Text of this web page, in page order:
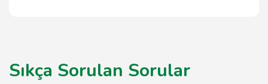
Sıkça Sorulan Sorular